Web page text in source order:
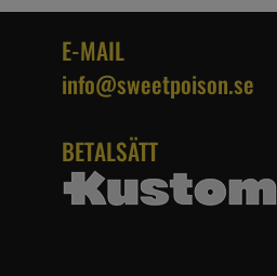
E-MAIL
info@sweetpoison.se
BETALSÄTT